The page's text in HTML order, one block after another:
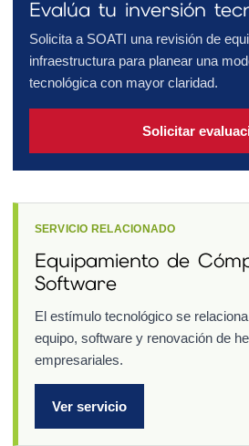
Evalúa tu inversión
Solicita a SOATI una revisión de
infraestructura para planear una
tecnológica con mayor claridad.
Solicitar
SERVICIO RELACIONADO
Equipamiento de
Software
El estímulo tecnológico se
equipo, software y renovación de
empresariales.
Ver servicio